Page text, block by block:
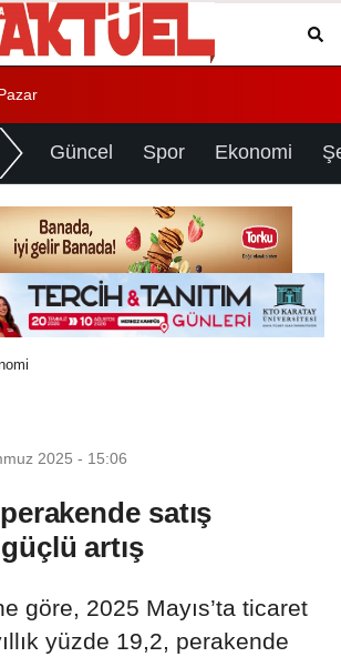
Güncel Spor Ekonomi
2025 - 15:06
satış
artış
göre, 2025 Mayıs’ta ticaret
yüzde 19,2, perakende